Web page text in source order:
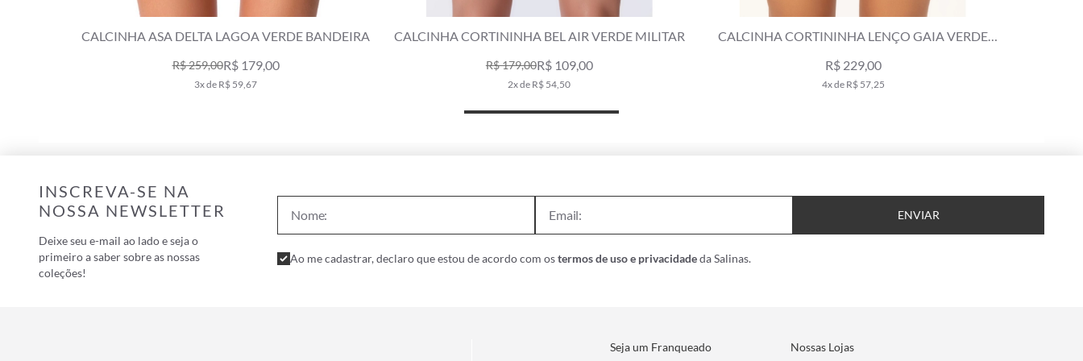
CALCINHA CORTININHA BEL AIR VERDE MILITAR
R$ 179,00R$ 109,00
2x de R$ 54,50
CALCINHA CORTININHA LENÇO GAIA VERDE
R$ 229,00
4x de R$ 57,25
TOP AMARRAÇÃO LENÇO LAGOA VERDE
R$ 299,00R$ 209,00
4x de R$ 52,25
INSCREVA-SE NA
NOSSA NEWSLETTER
Deixe seu e-mail ao lado e seja o
primeiro a saber sobre as nossas
coleções!
ENVIAR
Ao me cadastrar, declaro que estou de acordo com ostermos de uso e privacidadeda Salinas.
Seja um Franqueado Nossas Lojas